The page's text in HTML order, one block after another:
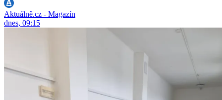
Aktuálně.cz - Magazín
dnes, 09:15